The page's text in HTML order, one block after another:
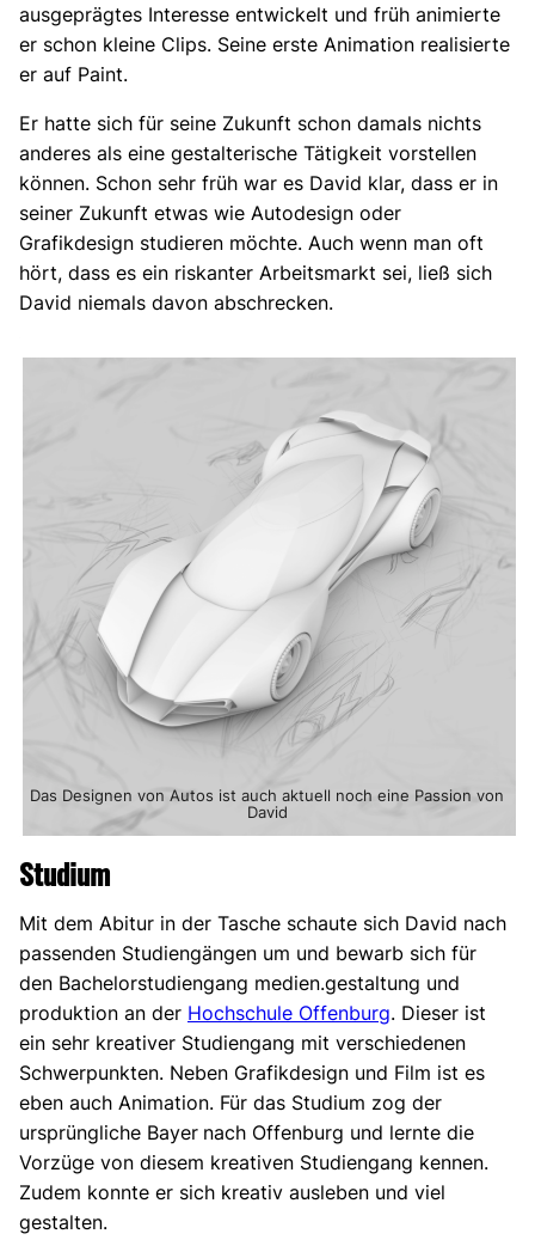
ausgeprägtes Interesse entwickelt und früh animierte
er schon kleine Clips. Seine erste Animation realisierte
er auf Paint.
Er hatte sich für seine Zukunft schon damals nichts
anderes als eine gestalterische Tätigkeit vorstellen
können. Schon sehr früh war es David klar, dass er in
seiner Zukunft etwas wie Autodesign oder
Grafikdesign studieren möchte. Auch wenn man oft
hört, dass es ein riskanter Arbeitsmarkt sei, ließ sich
David niemals davon abschrecken.
Das Designen von Autos ist auch aktuell noch eine Passion von
David
Studium
Mit dem Abitur in der Tasche schaute sich David nach
passenden Studiengängen um und bewarb sich für
den Bachelorstudiengang medien.gestaltung und
produktion an der Hochschule Offenburg. Dieser ist
ein sehr kreativer Studiengang mit verschiedenen
Schwerpunkten. Neben Grafikdesign und Film ist es
eben auch Animation. Für das Studium zog der
ursprüngliche Bayer nach Offenburg und lernte die
Vorzüge von diesem kreativen Studiengang kennen.
Zudem konnte er sich kreativ ausleben und viel
gestalten.